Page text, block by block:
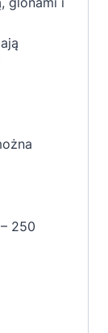
250